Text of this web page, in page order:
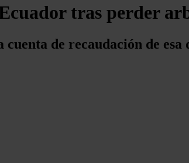
tras perder
de recaudación de esa